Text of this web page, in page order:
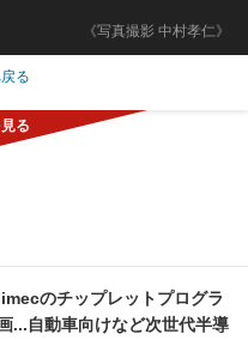
《写真撮影 中村孝仁》
る
のチップレットプログラ
...自動車向けなど次世代半導